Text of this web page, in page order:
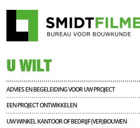
U WILT
ADVIES EN BEGELEIDING VOOR UW PROJECT
EEN PROJECT ONTWIKKELEN
UW WINKEL KANTOOR OF BEDRIJF (VER)BOUWEN